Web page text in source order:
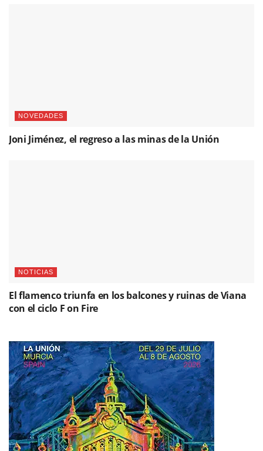
NOVEDADES
Joni Jiménez, el regreso a las minas de la Unión
NOTICIAS
El flamenco triunfa en los balcones y ruinas de Viana
con el ciclo F on Fire